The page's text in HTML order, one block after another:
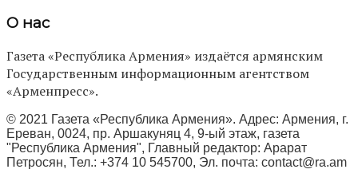
О нас
Газета «Республика Армения» издаётся армянским
Государственным информационным агентством
«Арменпресс».
© 2021 Газета «Республика Армения». Адрес: Армения, г.
Ереван, 0024, пр. Аршакуняц 4, 9-ый этаж, газета
"Республика Армения", Главный редактор: Арарат
Петросян, Тел.: +374 10 545700, Эл. почта: contact@ra.am